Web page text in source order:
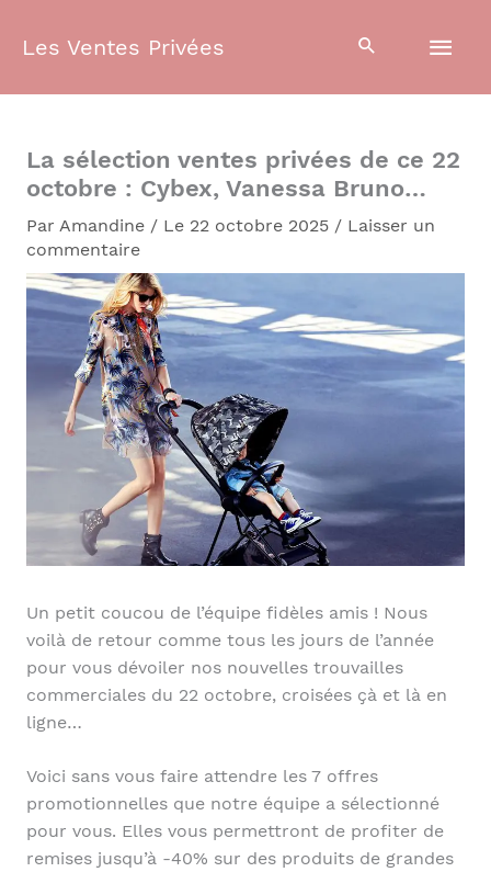
Les Ventes Privées
La sélection ventes privées de ce 22
octobre : Cybex, Vanessa Bruno…
Par Amandine / Le 22 octobre 2025 / Laisser un
commentaire
Un petit coucou de l’équipe fidèles amis ! Nous
voilà de retour comme tous les jours de l’année
pour vous dévoiler nos nouvelles trouvailles
commerciales du 22 octobre, croisées çà et là en
ligne…
Voici sans vous faire attendre les 7 offres
promotionnelles que notre équipe a sélectionné
pour vous. Elles vous permettront de profiter de
remises jusqu’à -40% sur des produits de grandes